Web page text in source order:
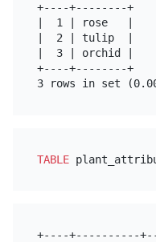
+----+--------+
|  1 | rose   |
|  2 | tulip  |
|  3 | orchid |
+----+--------+
TABLE
+----+----------